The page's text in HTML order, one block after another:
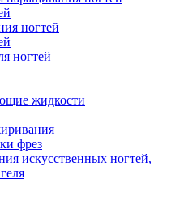
ногтей
ногтей
жидкости
фрез
искусственных ногтей,